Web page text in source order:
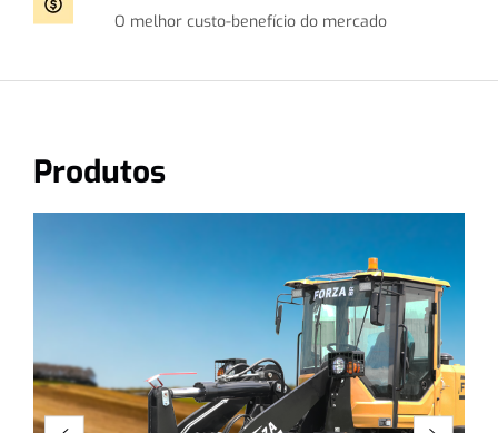
O melhor custo-benefício do mercado
Produtos